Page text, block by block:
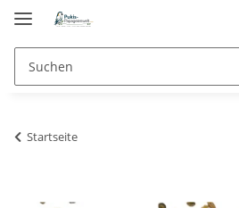
Startseite